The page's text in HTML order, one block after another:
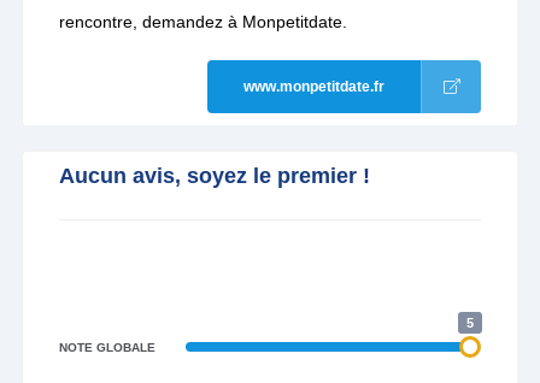
rencontre, demandez à Monpetitdate.
www.monpetitdate.fr
Aucun avis, soyez le premier !
NOTE GLOBALE
5